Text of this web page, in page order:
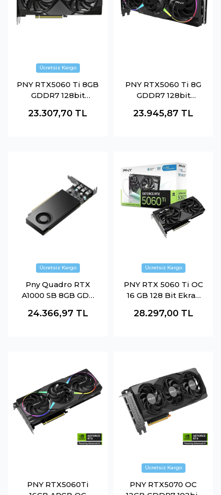
PNY RTX5060 Ti 8GB
GDDR7 128bit
O)
23.307,70 TL
PNY RTX5060 Ti 8G
GDDR7 128bit
-O
23.945,87 TL
Pny Quadro RTX
A1000 SB 8GB GD6
24.366,97 TL
PNY RTX 5060 Ti OC
16 GB 128 Bit Ekran
(VCG5060T16DFXPB1
28.297,00 TL
PNY RTX5060Ti
PNY RTX5070 OC